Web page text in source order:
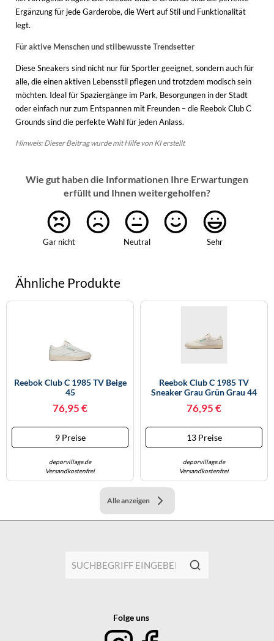
Ergänzung für jede Garderobe, die Wert auf Stil und Funktionalität
legt.
Für aktive Menschen und stilbewusste Trendsetter
Diese Sneakers sind nicht nur für Sportler geeignet, sondern auch für
alle, die einen aktiven Lebensstil pflegen und trotzdem modisch sein
möchten. Ideal für Spaziergänge im Park, Besorgungen in der Stadt
oder einfach nur zum Entspannen mit Freunden – die Reebok Club C
Grounds sind die perfekte Wahl für jeden Anlass.
Hinweis: Dieser Beitrag wurde mit Hilfe von KI erstellt
Wie gut haben die Informationen Ihre Erwartungen
erfüllt und Ihnen weitergeholfen?
Gar nicht Neutral Sehr
Ähnliche Produkte
Reebok Club C 1985 TV Beige
45
76,95 €
9 Preise
deporvillage.de
Versandkostenfrei
Reebok Club C 1985 TV
Sneaker Grau Grün Grau 44
76,95 €
13 Preise
deporvillage.de
Versandkostenfrei
Alle anzeigen
Folge uns